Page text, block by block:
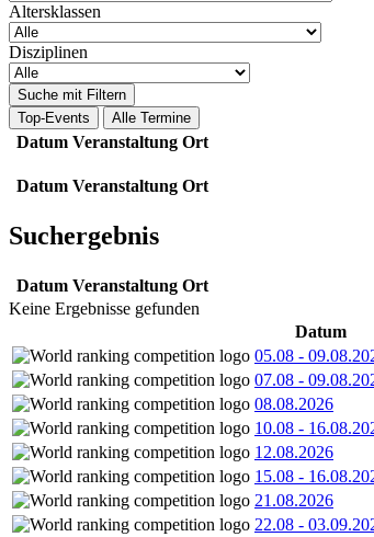
Altersklassen
Disziplinen
Suche mit Filtern
Top-Events
Alle Termine
Datum Veranstaltung Ort
Datum Veranstaltung Ort
Suchergebnis
Datum Veranstaltung Ort
Keine Ergebnisse gefunden
Datum
05.08 -
07.08 -
08.08.2026
10.08 -
12.08.2026
15.08 -
21.08.2026
22.08 -